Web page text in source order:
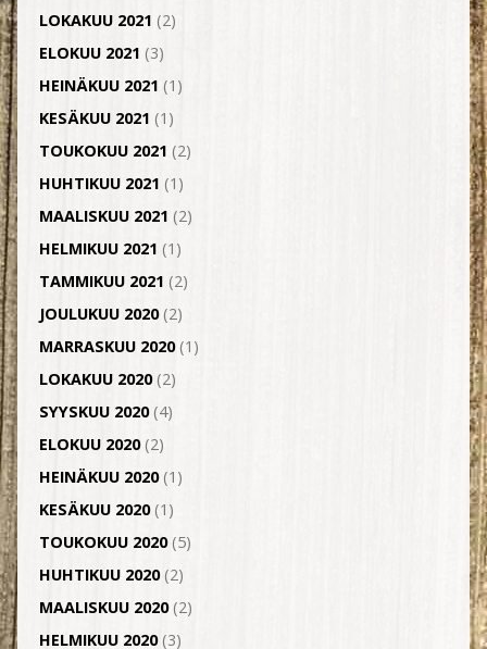
LOKAKUU 2021 (2)
ELOKUU 2021 (3)
HEINÄKUU 2021 (1)
KESÄKUU 2021 (1)
TOUKOKUU 2021 (2)
HUHTIKUU 2021 (1)
MAALISKUU 2021 (2)
HELMIKUU 2021 (1)
TAMMIKUU 2021 (2)
JOULUKUU 2020(2)
MARRASKUU 2020(1)
LOKAKUU 2020(2)
SYYSKUU 2020(4)
ELOKUU 2020(2)
HEINÄKUU 2020(1)
KESÄKUU 2020(1)
TOUKOKUU 2020(5)
HUHTIKUU 2020(2)
MAALISKUU 2020(2)
HELMIKUU 2020(3)